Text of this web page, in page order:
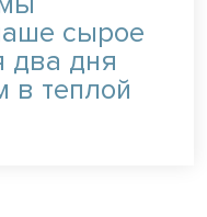
сырое
два дня
в теплой